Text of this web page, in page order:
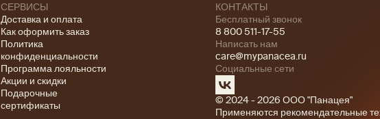
СЕРВИСЫ
Доставка и оплата
Как оформить заказ
Политика
конфиденциальности
Программа лояльности
Акции и скидки
Подарочные
сертификаты
КОНТАКТЫ
Бесплатный звонок
8 800 511-17-55
Написать нам
care@mypanacea.ru
Социальные сети
© 2024 - 2026 ООО "Панацея"
Применяются рекомендательные